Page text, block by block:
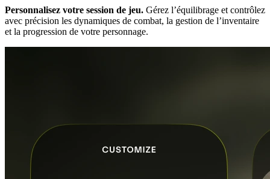
Personnalisez votre session de jeu. Gérez l’équilibrage et contrôlez
avec précision les dynamiques de combat, la gestion de l’inventaire
et la progression de votre personnage.